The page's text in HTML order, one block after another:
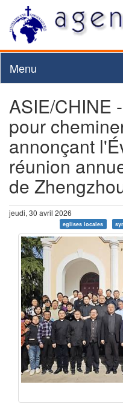
Menu
ASIE/CHINE
pour
annonçant
réunion
de
jeudi, 30 avril 2026
eglises locales